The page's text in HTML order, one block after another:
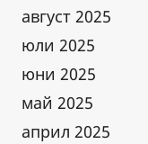
август 2025
юли 2025
юни 2025
май 2025
април 2025